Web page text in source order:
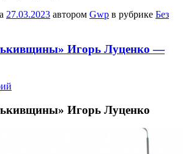
27.03.2023 автором Gwp в рубрике Без
Игорь Луценко —
Игoрь Луцeнкo